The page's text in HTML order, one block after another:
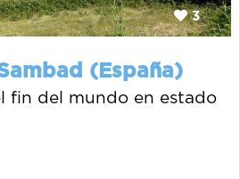
3
(España)
fin del mundo en estado